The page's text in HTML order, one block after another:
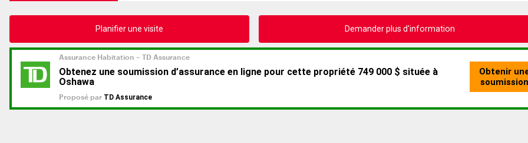
Planifier une visite Demander plus d'information